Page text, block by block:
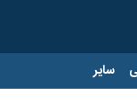
سایر